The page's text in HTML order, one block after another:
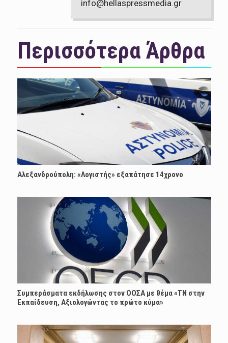
info@hellaspressmedia.gr
Περισσότερα Άρθρα
Αλεξανδρούπολη: «Λογιστής» εξαπάτησε 14χρονο
Συμπεράσματα εκδήλωσης στον ΟΟΣΑ με θέμα «ΤΝ στην
Εκπαίδευση, Αξιολογώντας το πρώτο κύμα»